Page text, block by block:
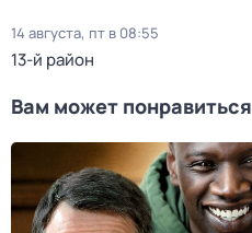
14 августа, пт в 08:55
13-й район
Вам может понравиться